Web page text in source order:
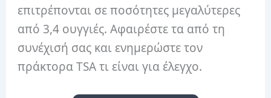
επιτρέπονται σε ποσότητες μεγαλύτερες
από 3,4 ουγγιές. Αφαιρέστε τα από τη
συνέχισή σας και ενημερώστε τον
πράκτορα TSA τι είναι για έλεγχο.